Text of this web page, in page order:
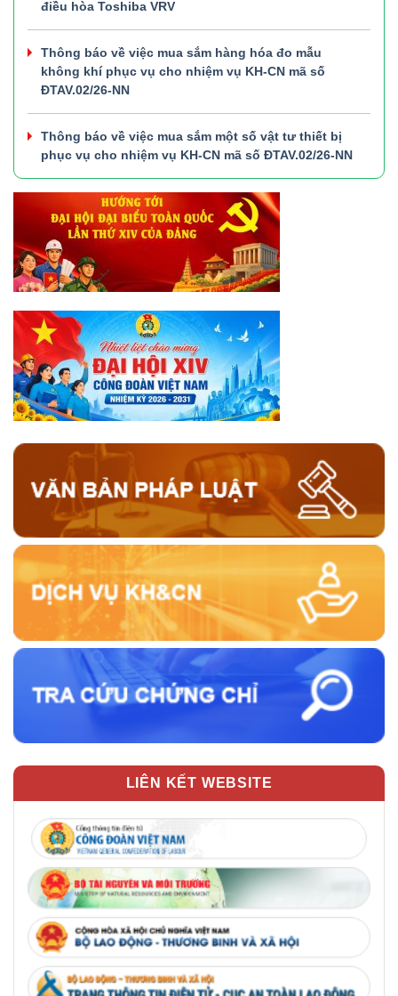
điều hòa Toshiba VRV
Thông báo về việc mua sắm hàng hóa đo mẫu
không khí phục vụ cho nhiệm vụ KH-CN mã số
ĐTAV.02/26-NN
Thông báo về việc mua sắm một số vật tư thiết bị
phục vụ cho nhiệm vụ KH-CN mã số ĐTAV.02/26-NN
LIÊN KẾT WEBSITE